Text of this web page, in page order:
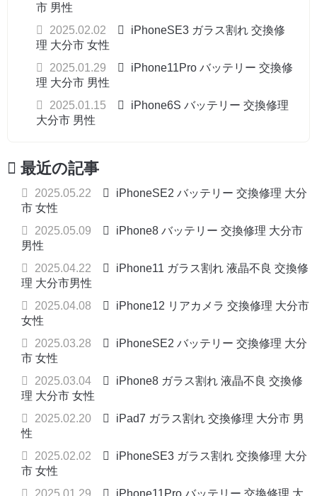
市 男性
2025.02.02
iPhoneSE3 ガラス割れ 交換修
理 大分市 女性
2025.01.29
iPhone11Pro バッテリー 交換修
理 大分市 男性
2025.01.15
iPhone6S バッテリー 交換修理
大分市 男性
最近の記事
2025.05.22
iPhoneSE2 バッテリー 交換修理 大分
市 女性
2025.05.09
iPhone8 バッテリー 交換修理 大分市
男性
2025.04.22
iPhone11 ガラス割れ 液晶不良 交換修
理 大分市男性
2025.04.08
iPhone12 リアカメラ 交換修理 大分市
女性
2025.03.28
iPhoneSE2 バッテリー 交換修理 大分
市 女性
2025.03.04
iPhone8 ガラス割れ 液晶不良 交換修
理 大分市 女性
2025.02.20
iPad7 ガラス割れ 交換修理 大分市 男
性
2025.02.02
iPhoneSE3 ガラス割れ 交換修理 大分
市 女性